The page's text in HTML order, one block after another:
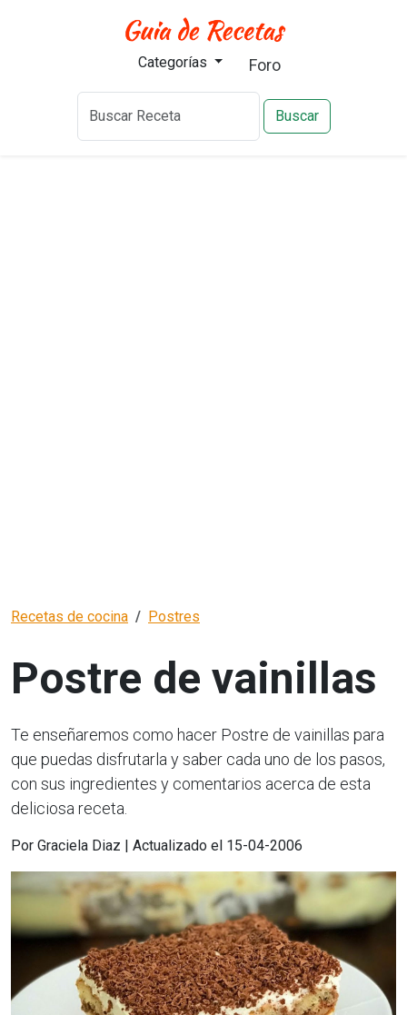
Categorías Foro
Buscar
Recetas de cocina Postres
Postre de vainillas
Te enseñaremos como hacer Postre de vainillas para
que puedas disfrutarla y saber cada uno de los pasos,
con sus ingredientes y comentarios acerca de esta
deliciosa receta.
Por Graciela Diaz | Actualizado el 15-04-2006